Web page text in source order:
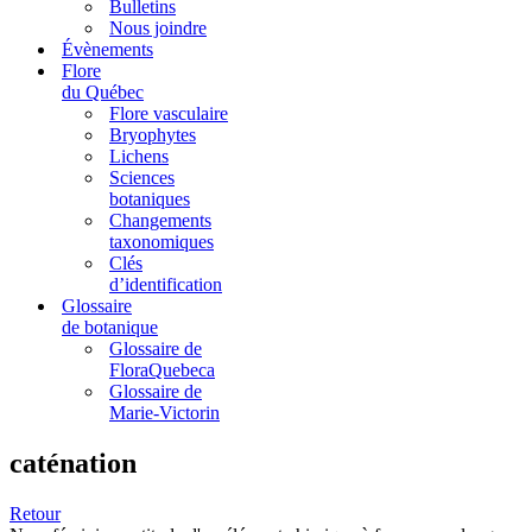
Bulletins
Nous joindre
Évènements
Flore
du Québec
Flore vasculaire
Bryophytes
Lichens
Sciences
botaniques
Changements
taxonomiques
Clés
d’identification
Glossaire
de botanique
Glossaire de
FloraQuebeca
Glossaire de
Marie-Victorin
caténation
Retour